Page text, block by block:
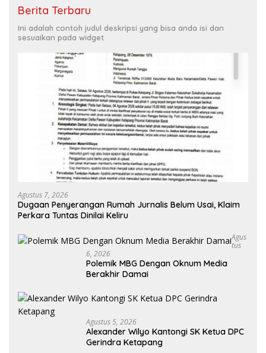
Berita Terbaru
Ini adalah contoh judul deskripsi yang bisa anda isi dan
sesuaikan pada widget
Agustus 7, 2026
Dugaan Penyerangan Rumah Jurnalis Belum Usai, Klaim
Perkara Tuntas Dinilai Keliru
Agus
Tus
6, 2026
Polemik MBG Dengan Oknum Media
Berakhir Damai
Agustus 5, 2026
Alexander Wilyo Kantongi SK Ketua DPC
Gerindra Ketapang